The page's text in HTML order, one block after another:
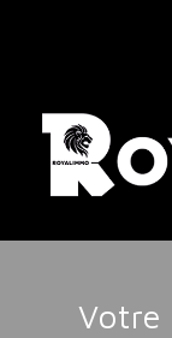
votre